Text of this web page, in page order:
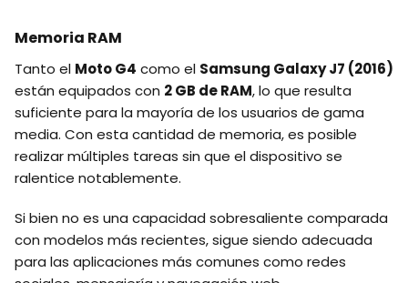
Memoria RAM
Tanto el Moto G4 como el Samsung Galaxy J7 (2016)
están equipados con 2 GB de RAM, lo que resulta
suficiente para la mayoría de los usuarios de gama
media. Con esta cantidad de memoria, es posible
realizar múltiples tareas sin que el dispositivo se
ralentice notablemente.
Si bien no es una capacidad sobresaliente comparada
con modelos más recientes, sigue siendo adecuada
para las aplicaciones más comunes como redes